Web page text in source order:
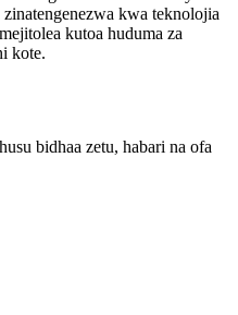
kwa teknolojia
kutoa huduma za
kote.
bidhaa zetu, habari na ofa